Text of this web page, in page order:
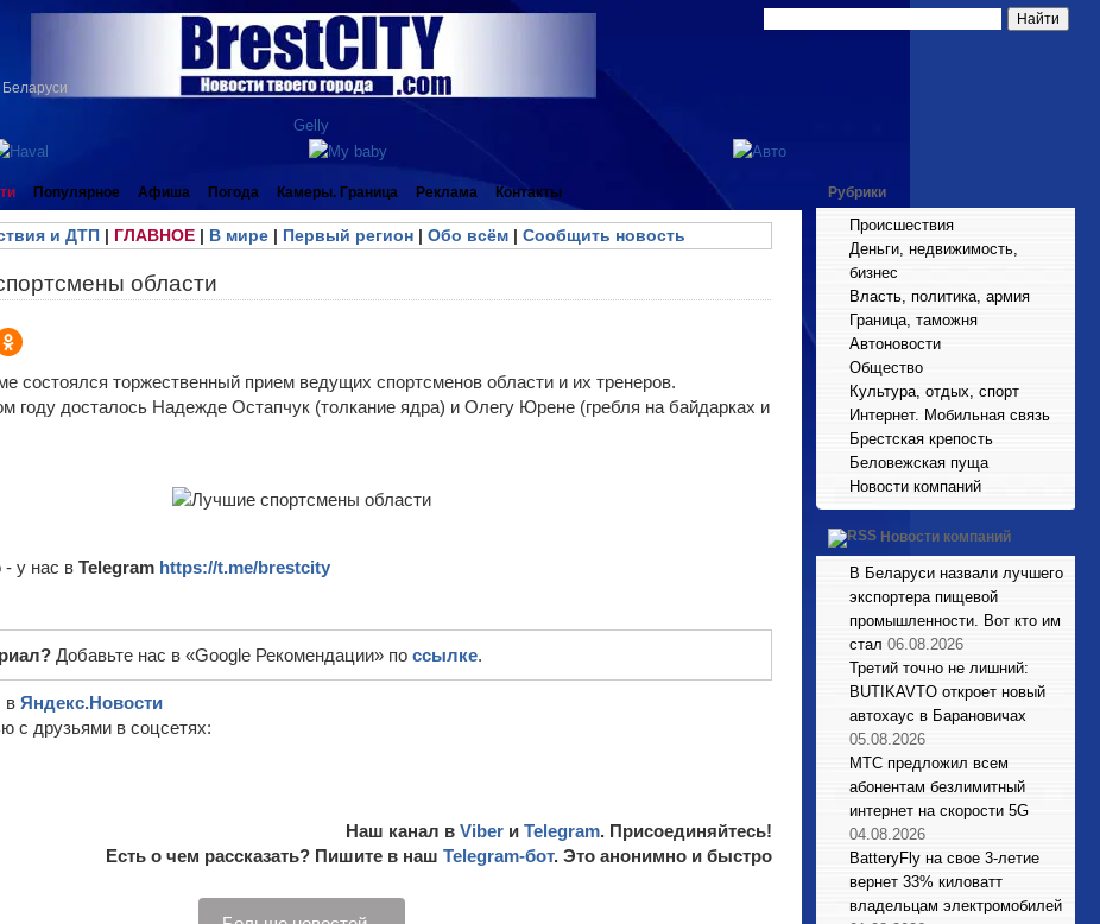
Популярное Афиша Погода Камеры. Граница Реклама Контакты
и ДТП| ГЛАВНОЕ| В мире| Первый регион| Обо всём| Сообщить новость
области
состоялся торжественный прием ведущих спортсменов области и их тренеров.
году досталось Надежде Остапчук (толкание ядра) и Олегу Юрене (гребля на байдарках и
- у нас в Telegram https://t.me/brestcity
Добавьте нас в «Google Рекомендации» по ссылке.
в Яндекс.Новости
с друзьями в соцсетях:
Наш канал в Viber и Telegram. Присоединяйтесь!
Есть о чем рассказать? Пишите в наш Telegram-бот. Это анонимно и быстро
Рубрики
Происшествия
Деньги, недвижимость,
бизнес
Власть, политика, армия
Граница, таможня
Автоновости
Общество
Культура, отдых, спорт
Интернет. Мобильная связь
Брестская крепость
Беловежская пуща
Новости компаний
Новости компаний
В Беларуси назвали лучшего
экспортера пищевой
промышленности. Вот кто им
стал 06.08.2026
Третий точно не лишний:
BUTIKAVTO откроет новый
автохаус в Барановичах
05.08.2026
МТС предложил всем
абонентам безлимитный
интернет на скорости 5G
04.08.2026
BatteryFly на свое 3-летие
вернет 33% киловатт
владельцам электромобилей